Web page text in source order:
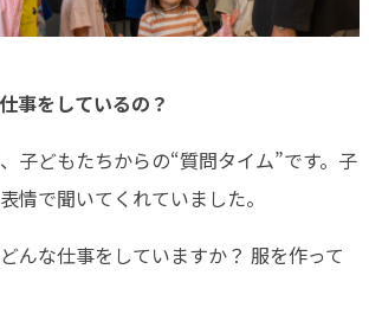
事をしているの？
子どもたちからの“質問タイム”です。子
情で聞いてくれていました。
んな仕事をしていますか？ 服を作って